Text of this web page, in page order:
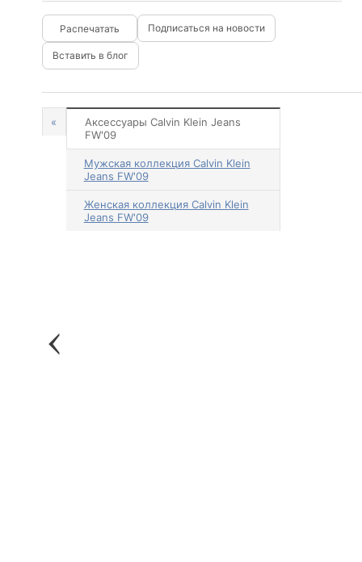
Подписаться на новости
Вставить в блог
«
Аксессуары Calvin Klein Jeans
FW'09
Мужская коллекция Calvin Klein
Jeans FW'09
Женская коллекция Calvin Klein
Jeans FW'09